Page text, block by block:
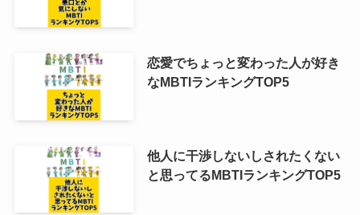
恋愛でちょっと変わった人が好き
なMBTIランキングTOP5
他人に干渉しないしされたくない
と思ってるMBTIランキングTOP5